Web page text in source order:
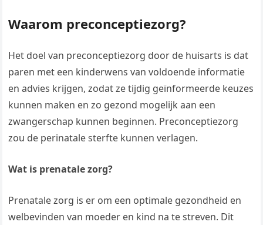
Waarom preconceptiezorg?
Het doel van preconceptiezorg door de huisarts is dat
paren met een kinderwens van voldoende informatie
en advies krijgen, zodat ze tijdig geïnformeerde keuzes
kunnen maken en zo gezond mogelijk aan een
zwangerschap kunnen beginnen. Preconceptiezorg
zou de perinatale sterfte kunnen verlagen.
Wat is prenatale zorg?
Prenatale zorg is er om een optimale gezondheid en
welbevinden van moeder en kind na te streven. Dit